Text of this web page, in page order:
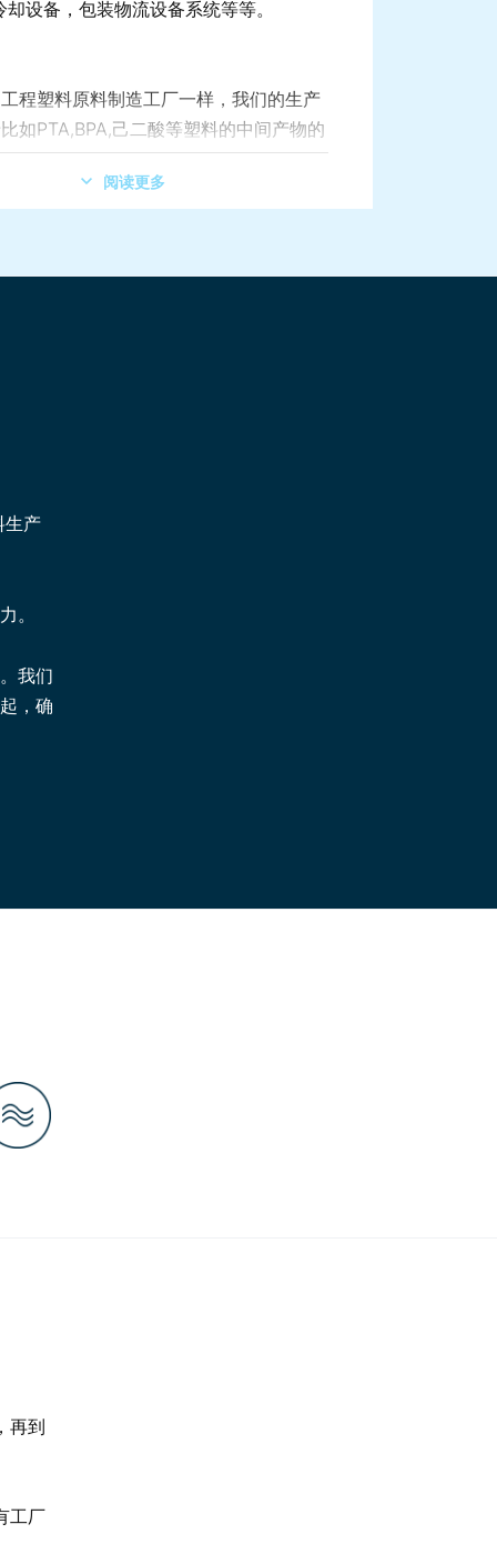
设备，包装物流设备系统等等。
程塑料原料制造工厂一样，我们的生产
如PTA,BPA,己二酸等塑料的中间产物的
阅读更多
生产
。
我们
，确
再到
工厂